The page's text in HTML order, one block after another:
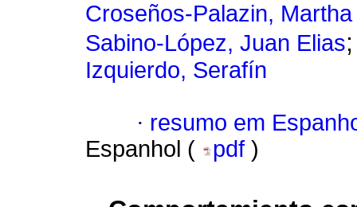
Croseños-Palazin,
Sabino-López, Juan Elias
Izquierdo, Serafín
· resumo em
Espanhol (
pdf )